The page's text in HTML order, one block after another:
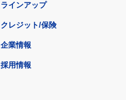
ラインアップ
クレジット/保険
企業情報
採用情報